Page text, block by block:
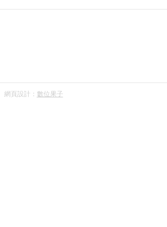
網頁設計： 數位果子